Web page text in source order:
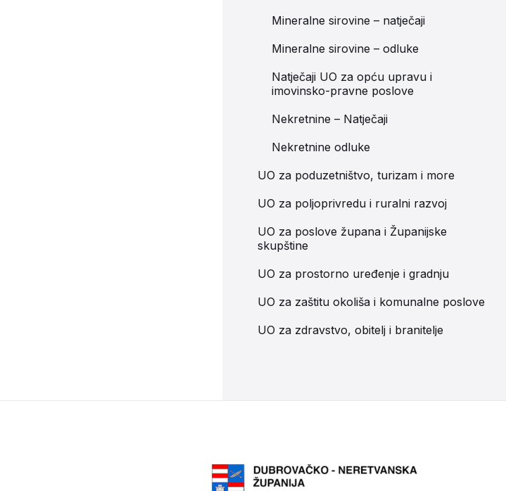
Mineralne sirovine – natječaji
Mineralne sirovine – odluke
Natječaji UO za opću upravu i
imovinsko-pravne poslove
Nekretnine – Natječaji
Nekretnine odluke
UO za poduzetništvo, turizam i more
UO za poljoprivredu i ruralni razvoj
UO za poslove župana i Županijske
skupštine
UO za prostorno uređenje i gradnju
UO za zaštitu okoliša i komunalne poslove
UO za zdravstvo, obitelj i branitelje